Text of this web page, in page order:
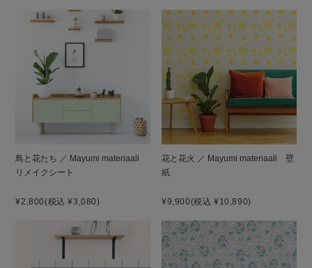
鳥と花たち ／ Mayumi materiaali
リメイクシート
¥2,800(税込 ¥3,080)
花と花火 ／ Mayumi materiaali 壁
紙
¥9,900(税込 ¥10,890)